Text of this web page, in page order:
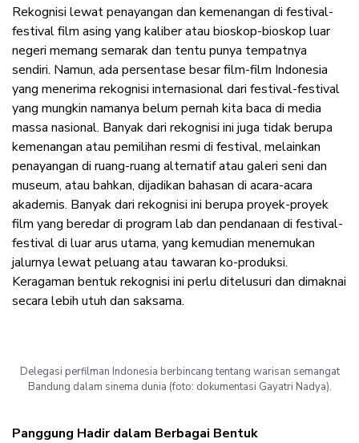
Rekognisi lewat penayangan dan kemenangan di festival-
festival film asing yang kaliber atau bioskop-bioskop luar
negeri memang semarak dan tentu punya tempatnya
sendiri. Namun, ada persentase besar film-film Indonesia
yang menerima rekognisi internasional dari festival-festival
yang mungkin namanya belum pernah kita baca di media
massa nasional. Banyak dari rekognisi ini juga tidak berupa
kemenangan atau pemilihan resmi di festival, melainkan
penayangan di ruang-ruang alternatif atau galeri seni dan
museum, atau bahkan, dijadikan bahasan di acara-acara
akademis. Banyak dari rekognisi ini berupa proyek-proyek
film yang beredar di program lab dan pendanaan di festival-
festival di luar arus utama, yang kemudian menemukan
jalurnya lewat peluang atau tawaran ko-produksi.
Keragaman bentuk rekognisi ini perlu ditelusuri dan dimaknai
secara lebih utuh dan saksama.
Delegasi perfilman Indonesia berbincang tentang warisan semangat
Bandung dalam sinema dunia (foto: dokumentasi Gayatri Nadya).
Panggung Hadir dalam Berbagai Bentuk